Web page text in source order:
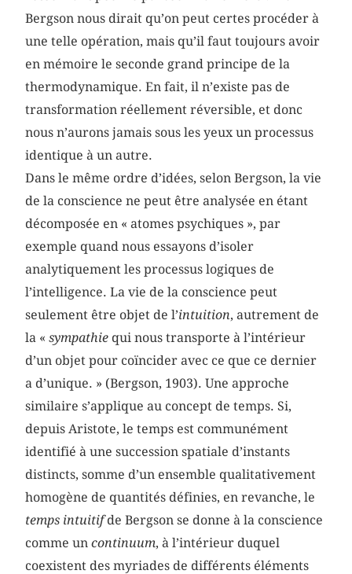
Bergson nous dirait qu’on peut certes procéder à
une telle opération, mais qu’il faut toujours avoir
en mémoire le seconde grand principe de la
thermodynamique. En fait, il n’existe pas de
transformation réellement réversible, et donc
nous n’aurons jamais sous les yeux un processus
identique à un autre.
Dans le même ordre d’idées, selon Bergson, la vie
de la conscience ne peut être analysée en étant
décomposée en « atomes psychiques », par
exemple quand nous essayons d’isoler
analytiquement les processus logiques de
l’intelligence. La vie de la conscience peut
seulement être objet de l’intuition, autrement de
la «sympathie qui nous transporte à l’intérieur
d’un objet pour coïncider avec ce que ce dernier
a d’unique. » (Bergson, 1903). Une approche
similaire s’applique au concept de temps. Si,
depuis Aristote, le temps est communément
identifié à une succession spatiale d’instants
distincts, somme d’un ensemble qualitativement
homogène de quantités définies, en revanche, le
temps intuitifde Bergson se donne à la conscience
comme uncontinuum, à l’intérieur duquel
coexistent des myriades de différents éléments